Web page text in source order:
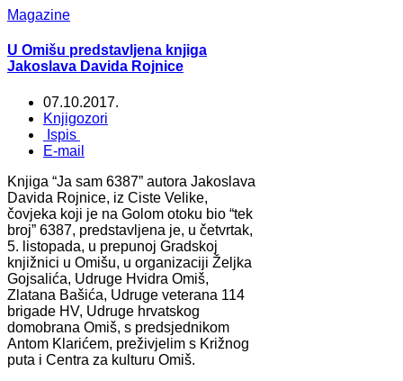
Magazine
U Omišu predstavljena knjiga
Jakoslava Davida Rojnice
07.10.2017.
Knjigozori
Ispis
E-mail
Knjiga “Ja sam 6387” autora Jakoslava
Davida Rojnice, iz Ciste Velike,
čovjeka koji je na Golom otoku bio “tek
broj” 6387, predstavljena je, u četvrtak,
5. listopada, u prepunoj Gradskoj
knjižnici u Omišu, u organizaciji Željka
Gojsalića, Udruge Hvidra Omiš,
Zlatana Bašića, Udruge veterana 114
brigade HV, Udruge hrvatskog
domobrana Omiš, s predsjednikom
Antom Klarićem, preživjelim s Križnog
puta i Centra za kulturu Omiš.